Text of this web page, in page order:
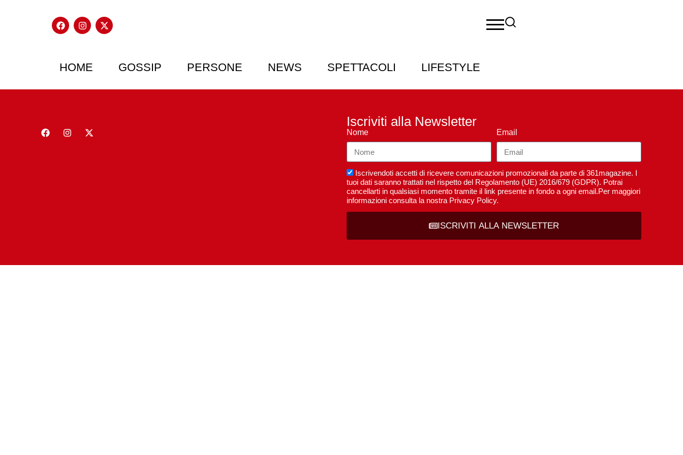
HOME GOSSIP PERSONE NEWS SPETTACOLI LIFESTYLE
Iscriviti alla Newsletter
Nome Email
Iscrivendoti accetti di ricevere comunicazioni promozionali da parte di 361magazine. I
tuoi dati saranno trattati nel rispetto del Regolamento (UE) 2016/679 (GDPR). Potrai
cancellarti in qualsiasi momento tramite il link presente in fondo a ogni email.Per maggiori
informazioni consulta la nostra Privacy Policy.
ISCRIVITI ALLA NEWSLETTER